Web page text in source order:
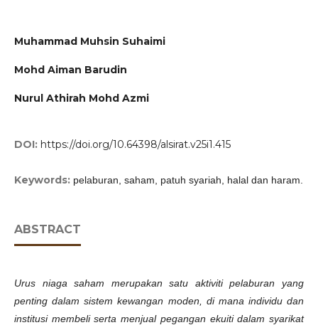
Muhammad Muhsin Suhaimi
Mohd Aiman Barudin
Nurul Athirah Mohd Azmi
DOI: https://doi.org/10.64398/alsirat.v25i1.415
Keywords: pelaburan, saham, patuh syariah, halal dan haram.
ABSTRACT
Urus niaga saham merupakan satu aktiviti pelaburan yang
penting dalam sistem kewangan moden, di mana individu dan
institusi membeli serta menjual pegangan ekuiti dalam syarikat